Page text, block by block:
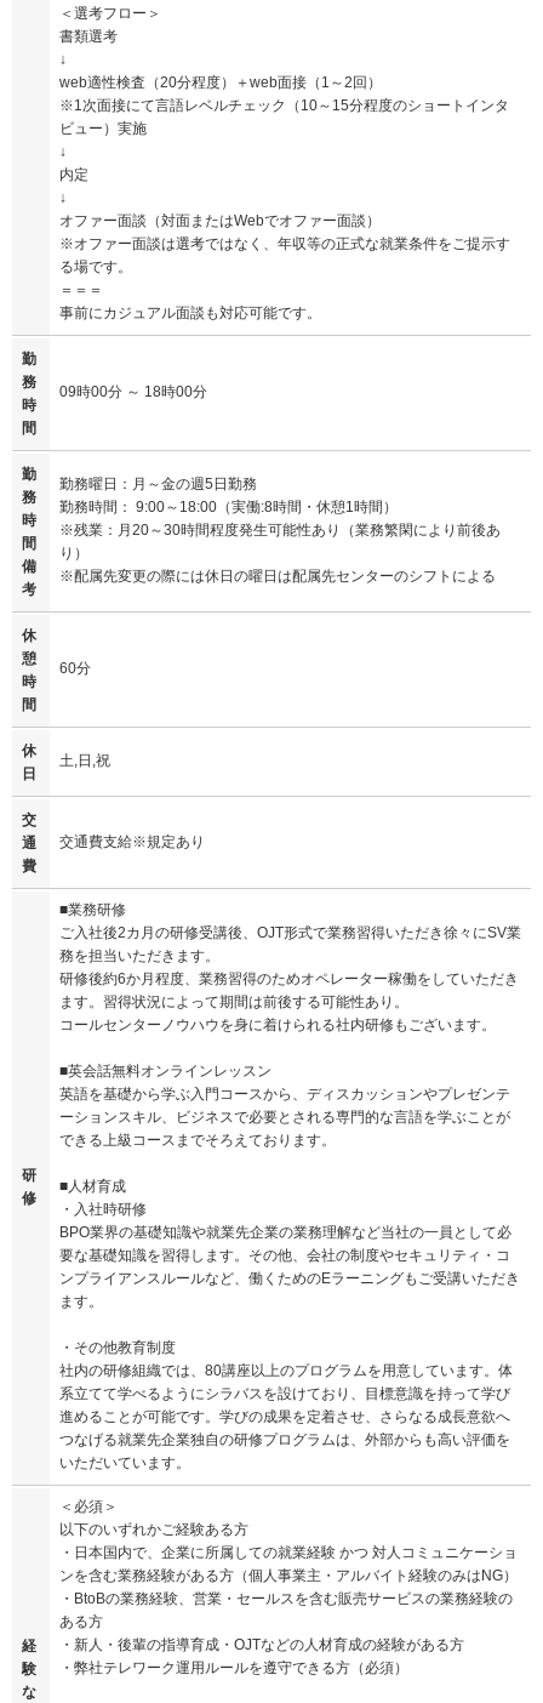
＜選考フロー＞
書類選考
↓
web適性検査（20分程度）＋web面接（1～2回）
※1次面接にて言語レベルチェック（10～15分程度のショートインタ
ビュー）実施
↓
内定
↓
オファー面談（対面またはWebでオファー面談）
※オファー面談は選考ではなく、年収等の正式な就業条件をご提示す
る場です。
＝＝＝
事前にカジュアル面談も対応可能です。
勤
務
時
間
09時00分 ～ 18時00分
勤
務
時
間
備
考
勤務曜日：月～金の週5日勤務
勤務時間： 9:00～18:00（実働:8時間・休憩1時間）
※残業：月20～30時間程度発生可能性あり（業務繁閑により前後あ
り）
※配属先変更の際には休日の曜日は配属先センターのシフトによる
休
憩
時
間
60分
休
日
土,日,祝
交
通
費
交通費支給※規定あり
研
修
■業務研修
ご入社後2カ月の研修受講後、OJT形式で業務習得いただき徐々にSV業
務を担当いただきます。
研修後約6か月程度、業務習得のためオペレーター稼働をしていただき
ます。習得状況によって期間は前後する可能性あり。
コールセンターノウハウを身に着けられる社内研修もございます。
■英会話無料オンラインレッスン
英語を基礎から学ぶ入門コースから、ディスカッションやプレゼンテ
ーションスキル、ビジネスで必要とされる専門的な言語を学ぶことが
できる上級コースまでそろえております。
■人材育成
・入社時研修
BPO業界の基礎知識や就業先企業の業務理解など当社の一員として必
要な基礎知識を習得します。その他、会社の制度やセキュリティ・コ
ンプライアンスルールなど、働くためのEラーニングもご受講いただき
ます。
・その他教育制度
社内の研修組織では、80講座以上のプログラムを用意しています。体
系立てて学べるようにシラバスを設けており、目標意識を持って学び
進めることが可能です。学びの成果を定着させ、さらなる成長意欲へ
つなげる就業先企業独自の研修プログラムは、外部からも高い評価を
いただいています。
経
験
な
＜必須＞
以下のいずれかご経験ある方
・日本国内で、企業に所属しての就業経験 かつ 対人コミュニケーショ
ンを含む業務経験がある方（個人事業主・アルバイト経験のみはNG）
・BtoBの業務経験、営業・セールスを含む販売サービスの業務経験の
ある方
・新人・後輩の指導育成・OJTなどの人材育成の経験がある方
・弊社テレワーク運用ルールを遵守できる方（必須）